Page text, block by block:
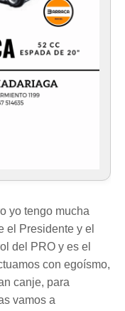
yo tengo mucha
el Presidente y el
del PRO y es el
con egoísmo,
canje, para
vamos a